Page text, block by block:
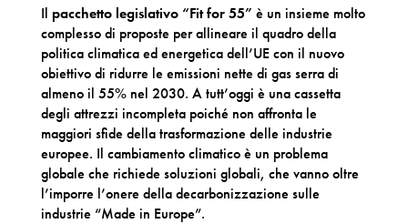
Il pacchetto legislativo “Fit for 55” è un insieme molto
complesso di proposte per allineare il quadro della
politica climatica ed energetica dell’UE con il nuovo
obiettivo di ridurre le emissioni nette di gas serra di
almeno il 55% nel 2030. A tutt’oggi è una cassetta
degli attrezzi incompleta poiché non affronta le
maggiori sfide della trasformazione delle industrie
europee. Il cambiamento climatico è un problema
globale che richiede soluzioni globali, che vanno oltre
l’imporre l’onere della decarbonizzazione sulle
industrie “Made in Europe”.